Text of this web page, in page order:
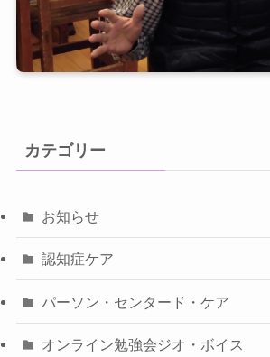
カテゴリー
お知らせ
認知症ケア
パーソン・センタード・ケア
オンライン勉強会ジオ・ボイス